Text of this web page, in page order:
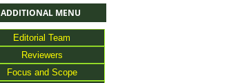
ADDITIONAL MENU
Editorial Team
Reviewers
Focus and Scope